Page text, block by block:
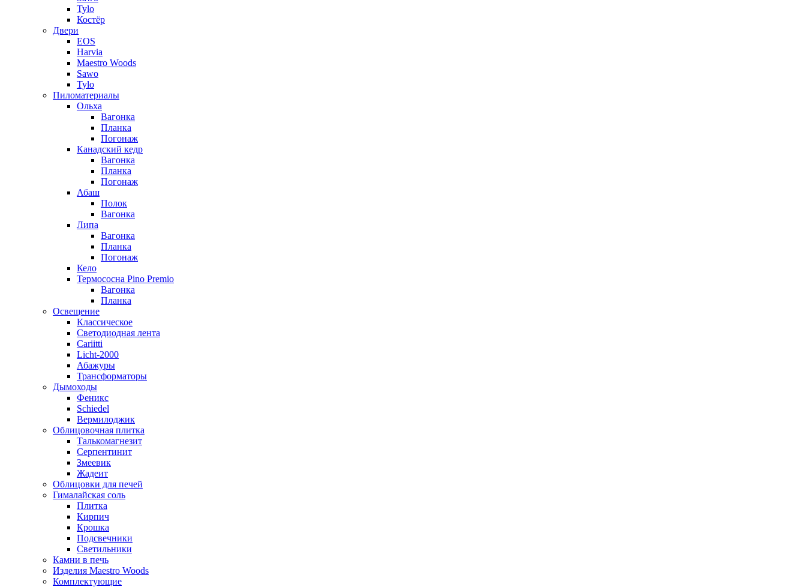
Tylo
Костёр
Двери
EOS
Harvia
Maestro Woods
Sawo
Tylo
Пиломатериалы
Ольха
Вагонка
Планка
Погонаж
Канадский кедр
Вагонка
Планка
Погонаж
Абаш
Полок
Вагонка
Липа
Вагонка
Планка
Погонаж
Кело
Термососна Pino Premio
Вагонка
Планка
Освещение
Классическое
Светодиодная лента
Cariitti
Licht-2000
Абажуры
Трансформаторы
Дымоходы
Феникс
Schiedel
Вермилоджик
Облицовочная плитка
Талькомагнезит
Серпентинит
Змеевик
Жадеит
Облицовки для печей
Гималайская соль
Плитка
Кирпич
Крошка
Подсвечники
Светильники
Камни в печь
Изделия Maestro Woods
Комплектующие